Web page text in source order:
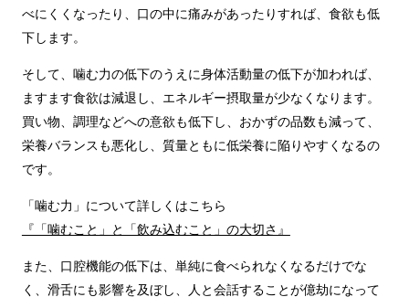
べにくくなったり、口の中に痛みがあったりすれば、食欲も低
下します。
そして、噛む力の低下のうえに身体活動量の低下が加われば、
ますます食欲は減退し、エネルギー摂取量が少なくなります。
買い物、調理などへの意欲も低下し、おかずの品数も減って、
栄養バランスも悪化し、質量ともに低栄養に陥りやすくなるの
です。
「噛む力」について詳しくはこちら
『「噛むこと」と「飲み込むこと」の大切さ』
また、口腔機能の低下は、単純に食べられなくなるだけでな
く、滑舌にも影響を及ぼし、人と会話することが億劫になって